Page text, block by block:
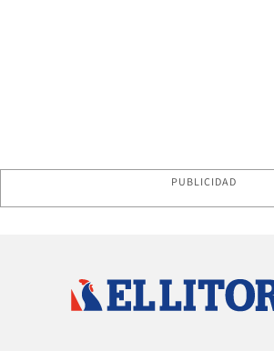
PUBLICIDAD